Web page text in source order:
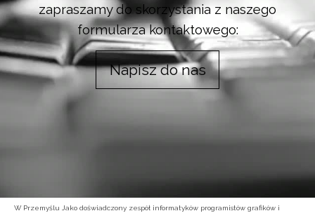
zapraszamy do skorzystania z naszego
formularza kontaktowego:
Napisz do nas
W Przemyślu Jako doświadczony zespół informatyków programistów grafików i